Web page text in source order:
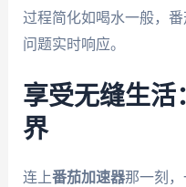
过程简化如喝水一般，
问题实时响应。
享受无缝生活
界
连上番茄加速器那一刻，